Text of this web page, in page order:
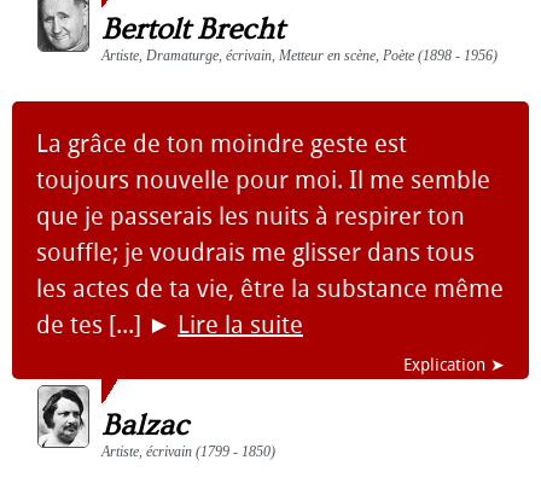
Bertolt Brecht
Artiste, Dramaturge, écrivain, Metteur en scène, Poète (1898 - 1956)
La grâce de ton moindre geste est
toujours nouvelle pour moi. Il me semble
que je passerais les nuits à respirer ton
souffle; je voudrais me glisser dans tous
les actes de ta vie, être la substance même
de tes [...] ► Lire la suite
Explication ➤
Balzac
Artiste, écrivain (1799 - 1850)